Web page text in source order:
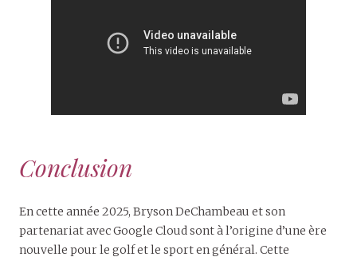
Conclusion
En cette année 2025, Bryson DeChambeau et son
partenariat avec Google Cloud sont à l’origine d’une ère
nouvelle pour le golf et le sport en général. Cette